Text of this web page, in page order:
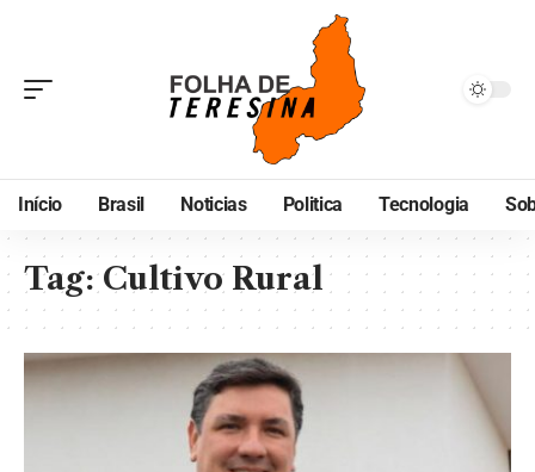
Início Brasil Noticias Politica Tecnologia
Tag:Cultivo Rural